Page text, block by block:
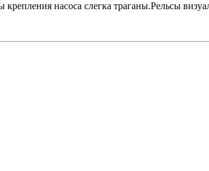
насоса слегка траганы.Рельсы